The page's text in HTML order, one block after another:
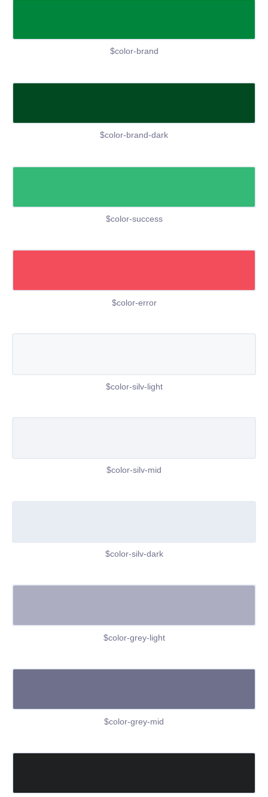
$color-brand
$color-brand-dark
$color-success
$color-error
$color-silv-light
$color-silv-mid
$color-silv-dark
$color-grey-light
$color-grey-mid